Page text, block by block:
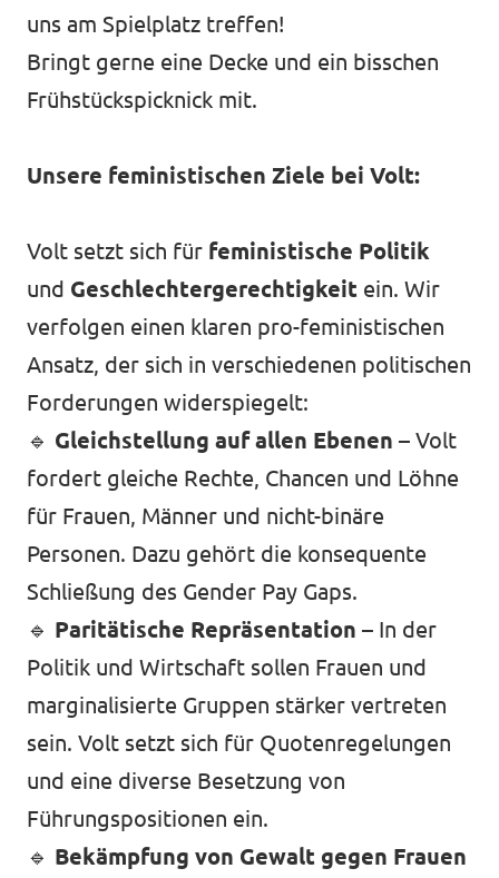
uns am Spielplatz treffen!
Bringt gerne eine Decke und ein bisschen
Frühstückspicknick mit.
Unsere feministischen Ziele bei Volt:
Volt setzt sich für feministische Politik
und Geschlechtergerechtigkeit ein. Wir
verfolgen einen klaren pro-feministischen
Ansatz, der sich in verschiedenen politischen
Forderungen widerspiegelt:
🔹 Gleichstellung auf allen Ebenen – Volt
fordert gleiche Rechte, Chancen und Löhne
für Frauen, Männer und nicht-binäre
Personen. Dazu gehört die konsequente
Schließung des Gender Pay Gaps.
🔹 Paritätische Repräsentation – In der
Politik und Wirtschaft sollen Frauen und
marginalisierte Gruppen stärker vertreten
sein. Volt setzt sich für Quotenregelungen
und eine diverse Besetzung von
Führungspositionen ein.
🔹 Bekämpfung von Gewalt gegen Frauen